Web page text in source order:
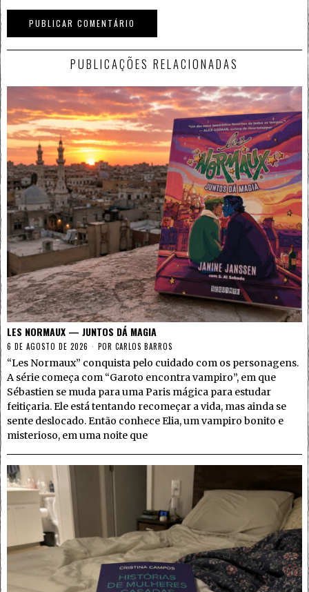
PUBLICAÇÕES RELACIONADAS
LES NORMAUX — JUNTOS DÁ MAGIA
6 DE AGOSTO DE 2026 POR CARLOS BARROS
“Les Normaux” conquista pelo cuidado com os personagens.
A série começa com “Garoto encontra vampiro”, em que
Sébastien se muda para uma Paris mágica para estudar
feitiçaria. Ele está tentando recomeçar a vida, mas ainda se
sente deslocado. Então conhece Elia, um vampiro bonito e
misterioso, em uma noite que